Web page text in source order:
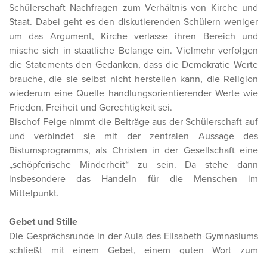
Schülerschaft Nachfragen zum Verhältnis von Kirche und
Staat. Dabei geht es den diskutierenden Schülern weniger
um das Argument, Kirche verlasse ihren Bereich und
mische sich in staatliche Belange ein. Vielmehr verfolgen
die Statements den Gedanken, dass die Demokratie Werte
brauche, die sie selbst nicht herstellen kann, die Religion
wiederum eine Quelle handlungsorientierender Werte wie
Frieden, Freiheit und Gerechtigkeit sei.
Bischof Feige nimmt die Beiträge aus der Schülerschaft auf
und verbindet sie mit der zentralen Aussage des
Bistumsprogramms, als Christen in der Gesellschaft eine
„schöpferische Minderheit“ zu sein. Da stehe dann
insbesondere das Handeln für die Menschen im
Mittelpunkt.
Gebet und Stille
Die Gesprächsrunde in der Aula des Elisabeth-Gymnasiums
schließt mit einem Gebet, einem guten Wort zum